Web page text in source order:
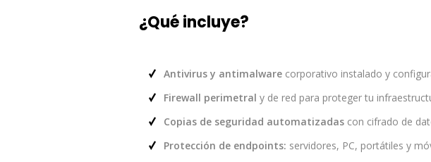
¿Qué incluye?
Antivirus y antimalware corporativo instalado y
Firewall perimetral y de red para proteger tu
Copias de seguridad automatizadas con cifrado de
Protección de endpoints: servidores, PC, portátiles y